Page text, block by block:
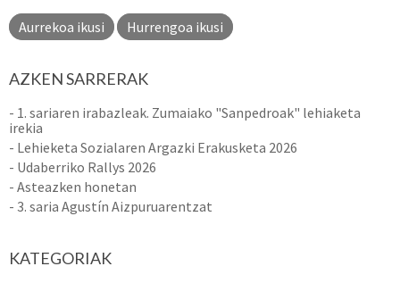
Aurrekoa ikusi Hurrengoa ikusi
AZKEN SARRERAK
- 1. sariaren irabazleak. Zumaiako "Sanpedroak" lehiaketa
irekia
- Lehieketa Sozialaren Argazki Erakusketa 2026
- Udaberriko Rallys 2026
- Asteazken honetan
- 3. saria Agustín Aizpuruarentzat
KATEGORIAK